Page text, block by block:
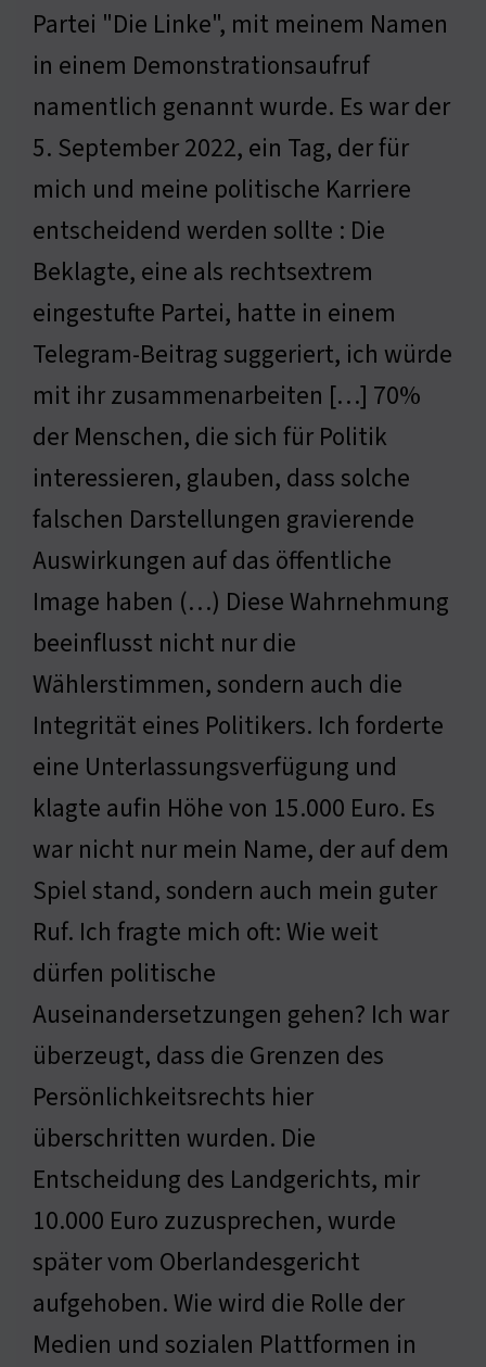
Partei "Die Linke", mit meinem Namen
in einem Demonstrationsaufruf
namentlich genannt wurde. Es war der
5. September 2022, ein Tag, der für
mich und meine politische Karriere
entscheidend werden sollte : Die
Beklagte, eine als rechtsextrem
eingestufte Partei, hatte in einem
Telegram-Beitrag suggeriert, ich würde
mit ihr zusammenarbeiten […] 70%
der Menschen, die sich für Politik
interessieren, glauben, dass solche
falschen Darstellungen gravierende
Auswirkungen auf das öffentliche
Image haben (…) Diese Wahrnehmung
beeinflusst nicht nur die
Wählerstimmen, sondern auch die
Integrität eines Politikers. Ich forderte
eine Unterlassungsverfügung und
klagte aufin Höhe von 15.000 Euro. Es
war nicht nur mein Name, der auf dem
Spiel stand, sondern auch mein guter
Ruf. Ich fragte mich oft: Wie weit
dürfen politische
Auseinandersetzungen gehen? Ich war
überzeugt, dass die Grenzen des
Persönlichkeitsrechts hier
überschritten wurden. Die
Entscheidung des Landgerichts, mir
10.000 Euro zuzusprechen, wurde
später vom Oberlandesgericht
aufgehoben. Wie wird die Rolle der
Medien und sozialen Plattformen in